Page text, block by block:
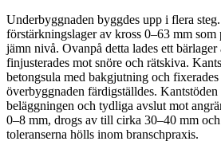
Underbyggnaden byggdes upp i flera
förstärkningslager av kross 0–63 mm
jämn nivå. Ovanpå detta lades ett
finjusterades mot snöre och rätskiva.
betongsula med bakgjutning och
överbyggnaden färdigställdes. Kantstöden
beläggningen och tydliga avslut mot
0–8 mm, drogs av till cirka 30–40 mm
toleranserna hölls inom branschpraxis.